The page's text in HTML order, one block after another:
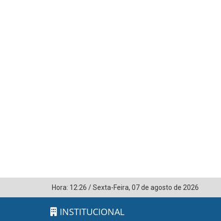
Hora: 12:26 /Sexta-Feira, 07 de agosto de 2026
INSTITUCIONAL